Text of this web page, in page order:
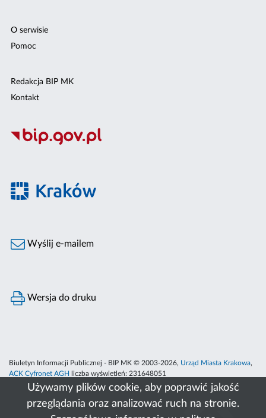
Używamy plików cookie, aby poprawić jakość
przeglądania oraz analizować ruch na stronie.
O serwisie
Pomoc
Redakcja BIP MK
Kontakt
Wyślij e-mailem
Wersja do druku
Biuletyn Informacji Publicznej - BIP MK © 2003-2026, Urząd Miasta Krakowa,
ACK Cyfronet AGH
liczba wyświetleń: 231648051